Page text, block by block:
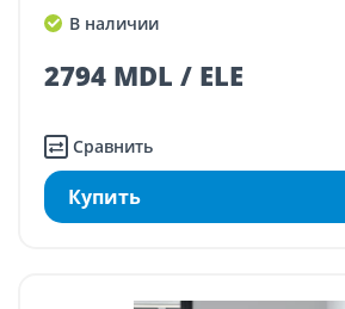
В наличии
2794 MDL / ELE
Сравнить
Купить